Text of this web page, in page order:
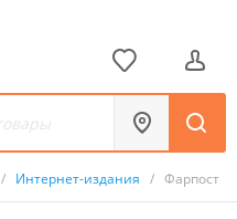
/ Интернет-издания / Фарпост